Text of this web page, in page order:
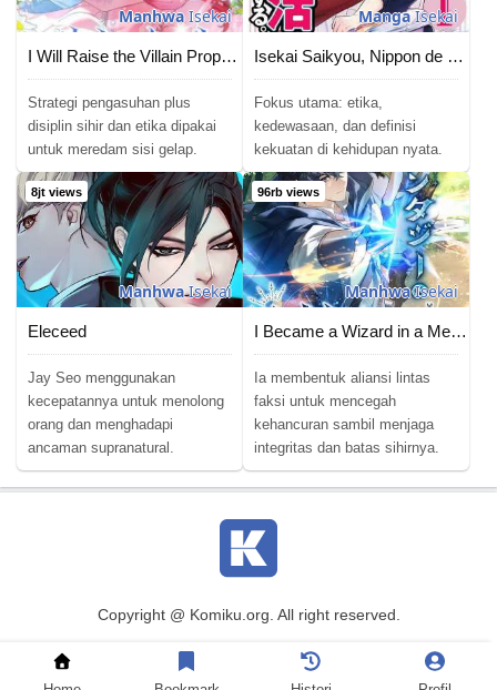
ManhwaIsekai
I Will Raise the Villain Properly
Strategi pengasuhan plus
disiplin sihir dan etika dipakai
untuk meredam sisi gelap.
MangaIsekai
Isekai Saikyou, Nippon de JK to Konkatsu Suru
Fokus utama: etika,
kedewasaan, dan definisi
kekuatan di kehidupan nyata.
8jt views
ManhwaIsekai
Eleceed
Jay Seo menggunakan
kecepatannya untuk menolong
orang dan menghadapi
ancaman supranatural.
96rb views
ManhwaIsekai
I Became a Wizard in a Medieval Fantasy World
Ia membentuk aliansi lintas
faksi untuk mencegah
kehancuran sambil menjaga
integritas dan batas sihirnya.
Copyright @ Komiku.org. All right reserved.
Baca Komik Baca Manga Baca Manhwa Baca Manhua
Terms of Usage Privacy Policy Contact Us